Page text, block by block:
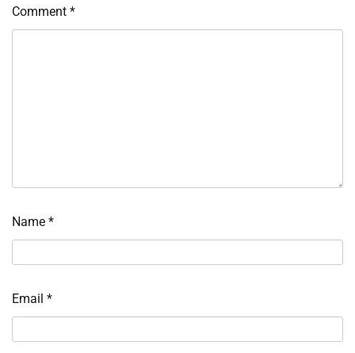
Comment *
Name *
Email *